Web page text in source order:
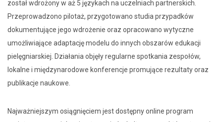
został wdrożony w aż 5 językach na uczelniach partnerskich.
Przeprowadzono pilotaż, przygotowano studia przypadków
dokumentujące jego wdrożenie oraz opracowano wytyczne
umożliwiające adaptację modelu do innych obszarów edukacji
pielęgniarskiej. Działania objęły regularne spotkania zespołów,
lokalne i międzynarodowe konferencje promujące rezultaty oraz
publikacje naukowe.
Najważniejszym osiągnięciem jest dostępny online program